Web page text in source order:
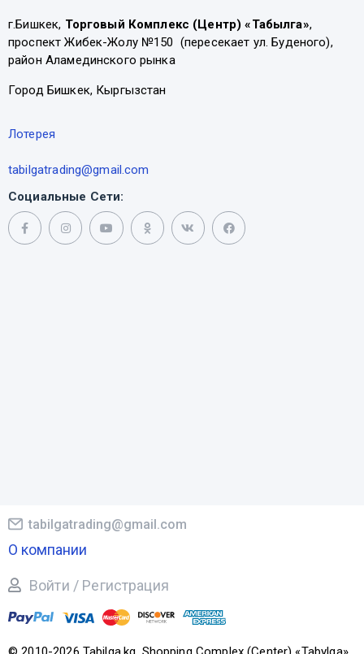
г.Бишкек, Торговый Комплекс (Центр) «Табылга»,
проспект Жибек-Жолу №150 (пересекает ул. Буденого),
район Аламединского рынка
Город Бишкек, Кыргызстан
Лотерея
tabilgatrading@gmail.com
Социальные Сети:
tabilgatrading@gmail.com
О компании
Войти / Регистрация